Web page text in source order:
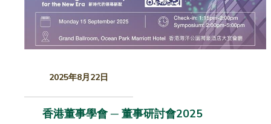
2025年8月22日
香港董事學會 ─ 董事研討會2025